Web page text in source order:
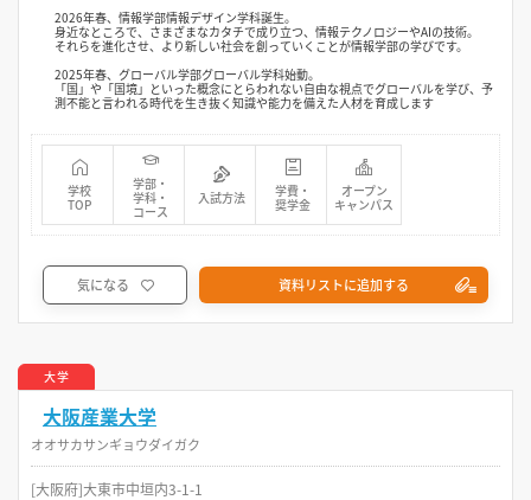
2026年春、情報学部情報デザイン学科誕生。
身近なところで、さまざまなカタチで成り立つ、情報テクノロジーやAIの技術。
それらを進化させ、より新しい社会を創っていくことが情報学部の学びです。
2025年春、グローバル学部グローバル学科始動。
「国」や「国境」といった概念にとらわれない自由な視点でグローバルを学び、予
測不能と言われる時代を生き抜く知識や能力を備えた人材を育成します
学校
TOP
学部・
学科・
コース
入試方法
学費・
奨学金
オープン
キャンパス
気になる 資料リストに追加する
大学
大阪産業大学
オオサカサンギョウダイガク
[大阪府]大東市中垣内3-1-1